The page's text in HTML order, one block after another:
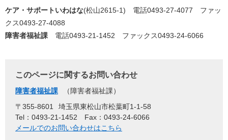
ケア・サポートいわはな(松山2615-1) 電話0493-27-4077 ファッ
クス0493-27-4088
障害者福祉課 電話0493-21-1452 ファックス0493-24-6066
このページに関するお問い合わせ
障害者福祉課
障害者福祉課
〒355-8601
埼玉県東松山市松葉町1-1-58
Tel：0493-21-1452
Fax：0493-24-6066
メールでのお問い合わせはこちら